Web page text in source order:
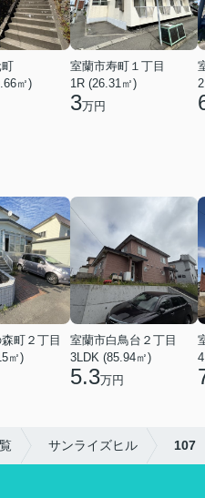
㎡)
室蘭市寿町１丁目
1R (26.31㎡)
3万円
町２丁目
㎡)
室蘭市白鳥台２丁目
3LDK (85.94㎡)
5.3万円
サンライズヒル 107